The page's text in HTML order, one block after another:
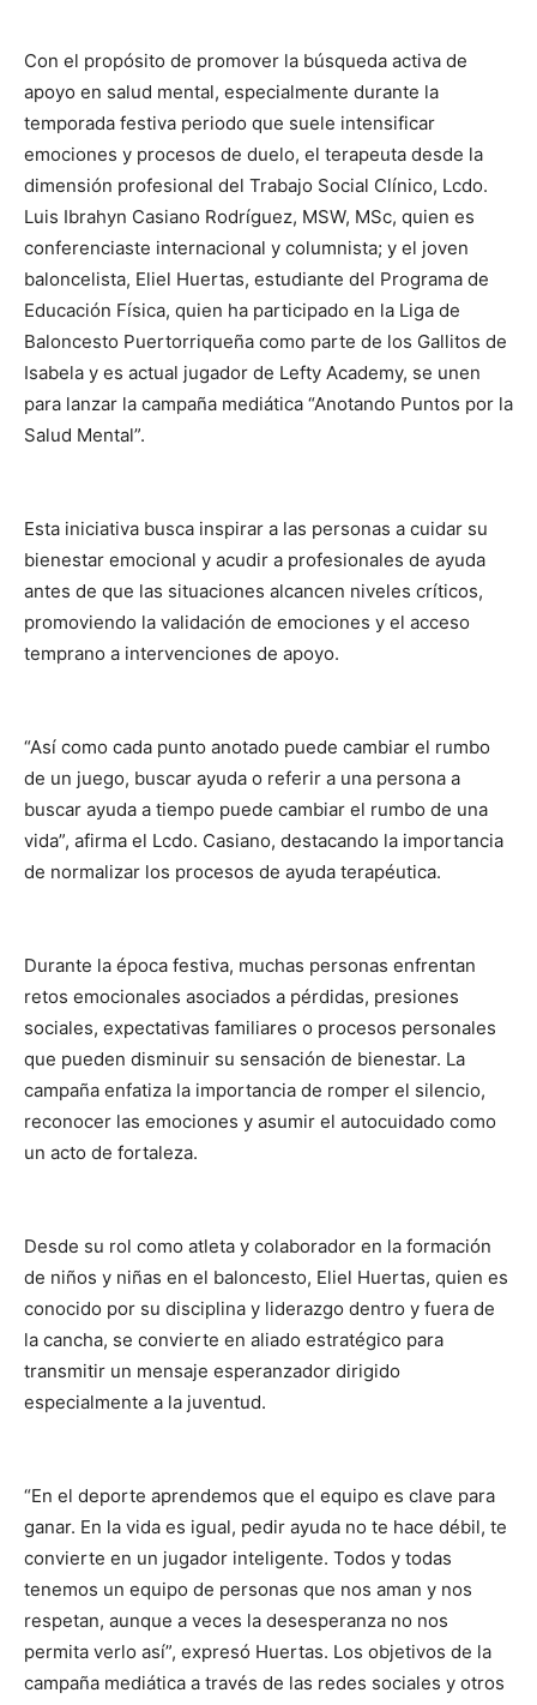
Con el propósito de promover la búsqueda activa de
apoyo en salud mental, especialmente durante la
temporada festiva periodo que suele intensificar
emociones y procesos de duelo, el terapeuta desde la
dimensión profesional del Trabajo Social Clínico, Lcdo.
Luis Ibrahyn Casiano Rodríguez, MSW, MSc, quien es
conferenciaste internacional y columnista; y el joven
baloncelista, Eliel Huertas, estudiante del Programa de
Educación Física, quien ha participado en la Liga de
Baloncesto Puertorriqueña como parte de los Gallitos de
Isabela y es actual jugador de Lefty Academy, se unen
para lanzar la campaña mediática “Anotando Puntos por la
Salud Mental”.
Esta iniciativa busca inspirar a las personas a cuidar su
bienestar emocional y acudir a profesionales de ayuda
antes de que las situaciones alcancen niveles críticos,
promoviendo la validación de emociones y el acceso
temprano a intervenciones de apoyo.
“Así como cada punto anotado puede cambiar el rumbo
de un juego, buscar ayuda o referir a una persona a
buscar ayuda a tiempo puede cambiar el rumbo de una
vida”, afirma el Lcdo. Casiano, destacando la importancia
de normalizar los procesos de ayuda terapéutica.
Durante la época festiva, muchas personas enfrentan
retos emocionales asociados a pérdidas, presiones
sociales, expectativas familiares o procesos personales
que pueden disminuir su sensación de bienestar. La
campaña enfatiza la importancia de romper el silencio,
reconocer las emociones y asumir el autocuidado como
un acto de fortaleza.
Desde su rol como atleta y colaborador en la formación
de niños y niñas en el baloncesto, Eliel Huertas, quien es
conocido por su disciplina y liderazgo dentro y fuera de
la cancha, se convierte en aliado estratégico para
transmitir un mensaje esperanzador dirigido
especialmente a la juventud.
“En el deporte aprendemos que el equipo es clave para
ganar. En la vida es igual, pedir ayuda no te hace débil, te
convierte en un jugador inteligente. Todos y todas
tenemos un equipo de personas que nos aman y nos
respetan, aunque a veces la desesperanza no nos
permita verlo así”, expresó Huertas. Los objetivos de la
campaña mediática a través de las redes sociales y otros